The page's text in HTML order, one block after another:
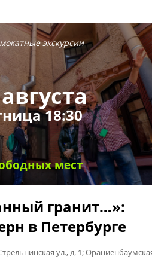
экскурсии
18:30
мест
гранит…»:
в Петербурге
ул., д. 1;